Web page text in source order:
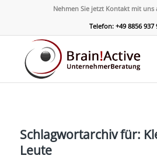
Nehmen Sie jetzt Kontakt mit uns
Telefon: +49 8856 937
Schlagwortarchiv für:
Leute